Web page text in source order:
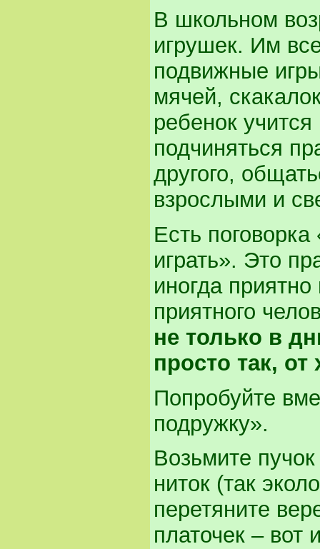
В школьном
игрушек. Им
подвижные
мячей,
ребенок
подчиняться
другого,
взрослыми и
Есть
играть». Это
иногда
приятного
не только в
просто так,
Попробуйте
подружку».
Возьмите
ниток (так
перетяните
платочек – вот